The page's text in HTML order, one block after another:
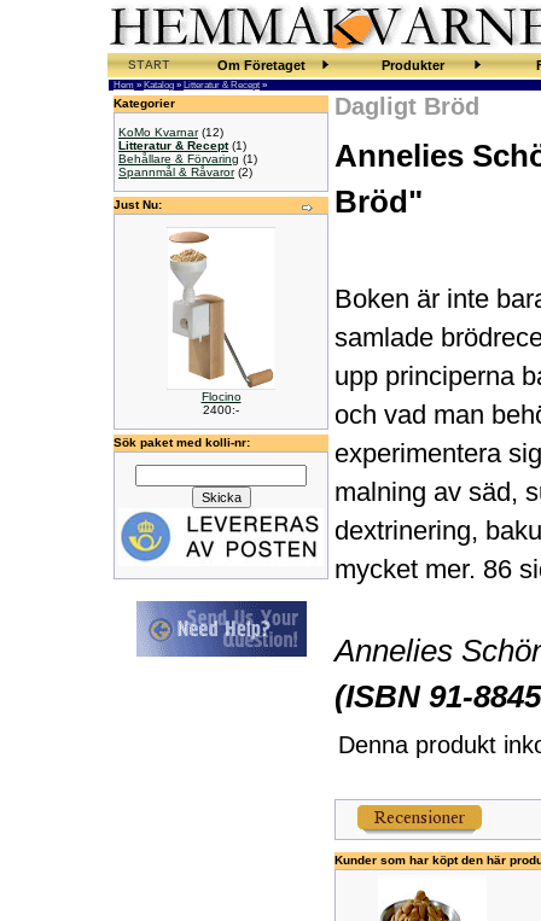
START Om Företaget Produkter
Hem » Katalog » Litteratur & Recept »
Kategorier
KoMo Kvarnar(12)
Litteratur & Recept(1)
Behållare & Förvaring (1)
Spannmål & Råvaror(2)
Just Nu:
Flocino
2400:-
Sök paket med kolli-nr:
Dagligt Bröd
Annelies
Bröd"
Boken är inte
samlade
upp principerna
och vad man
experimentera
malning av säd,
dextrinering,
mycket mer. 86
Annelies
(ISBN 91-
Denna produkt
Kunder som har köpt den här